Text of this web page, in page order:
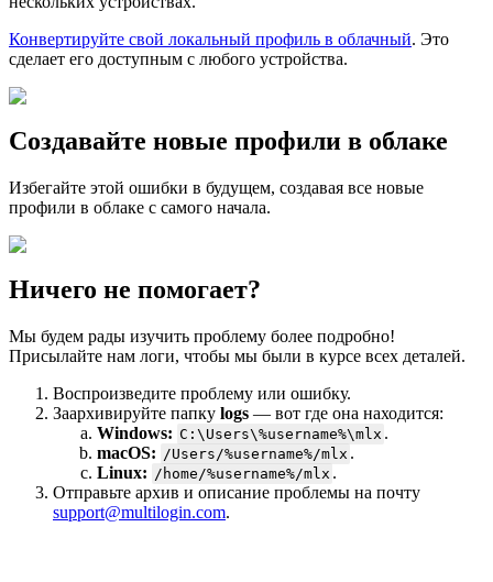
Конвертируйте свой локальный профиль в облачный. Это
сделает его доступным с любого устройства.
Создавайте новые профили в облаке
Избегайте этой ошибки в будущем, создавая все новые
профили в облаке с самого начала.
Ничего не помогает?
Мы будем рады изучить проблему более подробно!
Присылайте нам логи, чтобы мы были в курсе всех деталей.
Воспроизведите проблему или ошибку.
Заархивируйте папку logs — вот где она находится:
Windows: C:\Users\%username%\mlx .
macOS: /Users/%username%/mlx .
Linux: /home/%username%/mlx .
Отправьте архив и описание проблемы на почту
support@multilogin.com.